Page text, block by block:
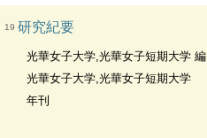
19 研究紀要
光華女子大学,光華女子短期大学 編
光華女子大学,光華女子短期大学
年刊